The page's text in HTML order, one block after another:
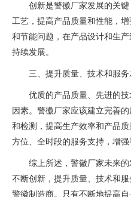
创新是警徽厂家发展的关
工艺，提高产品质量和性能，
和节能问题，在产品设计和生
持续发展。
三、提升质量、技术和服
优质的产品质量、先进的
因素。警徽厂家应该建立完善
和检测，提高生产效率和产品
方位、全时段的服务支持，增强
综上所述，警徽厂家未来
不断创新，提升质量、技术和
警徽制造商。只有不断地提高